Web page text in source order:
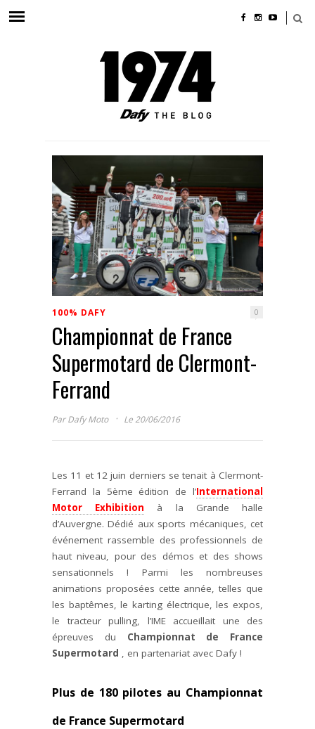
100% DAFY 0
Championnat de France
Supermotard de Clermont-
Ferrand
ParDafy Moto · Le 20/06/2016
Les 11 et 12 juin derniers se tenait à Clermont-
Ferrand la 5ème édition de l’International
Motor Exhibition à la Grande halle
d’Auvergne. Dédié aux sports mécaniques, cet
événement rassemble des professionnels de
haut niveau, pour des démos et des shows
sensationnels ! Parmi les nombreuses
animations proposées cette année, telles que
les baptêmes, le karting électrique, les expos,
le tracteur pulling, l’IME accueillait une des
épreuves du Championnat de France
Supermotard , en partenariat avec Dafy !
Plus de 180 pilotes au Championnat
de France Supermotard